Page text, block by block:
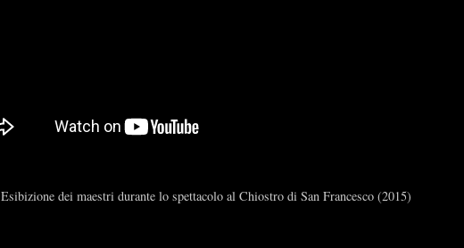
Esibizione dei maestri durante lo spettacolo al Chiostro di San Francesco (2015)